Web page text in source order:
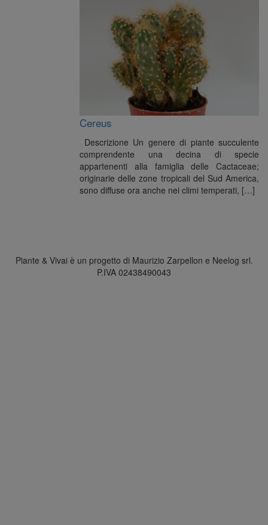
Cereus
Descrizione Un genere di piante succulente
comprendente una decina di specie
appartenenti alla famiglia delle Cactaceae;
originarie delle zone tropicali del Sud America,
sono diffuse ora anche nei climi temperati, […]
Piante & Vivai è un progetto di Maurizio Zarpellon e Neelog srl.
P.IVA 02438490043